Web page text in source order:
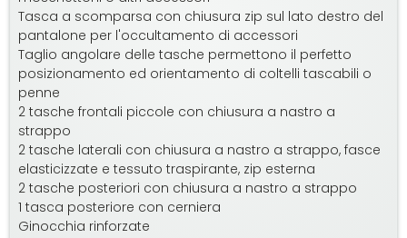
Tasca a scomparsa con chiusura zip sul lato destro del
pantalone per l'occultamento di accessori
Taglio angolare delle tasche permettono il perfetto
posizionamento ed orientamento di coltelli tascabili o
penne
2 tasche frontali piccole con chiusura a nastro a
strappo
2 tasche laterali con chiusura a nastro a strappo, fasce
elasticizzate e tessuto traspirante, zip esterna
2 tasche posteriori con chiusura a nastro a strappo
1 tasca posteriore con cerniera
Ginocchia rinforzate